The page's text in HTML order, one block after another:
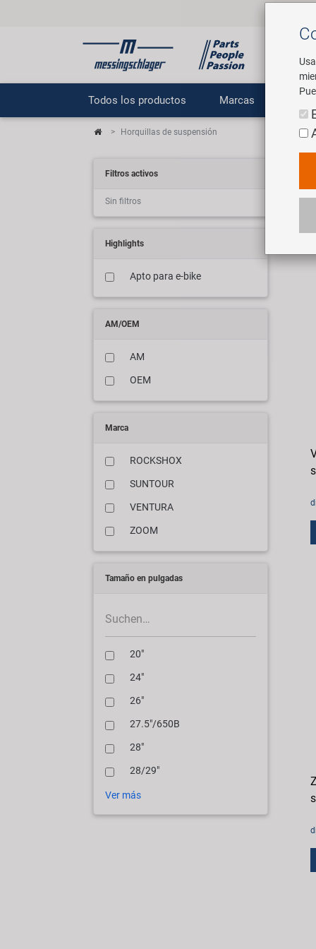
Todos los productos Marcas
Horquillas de suspensión
Filtros activos
Sin filtros
Highlights
Apto para e-bike
AM/OEM
AM
OEM
Marca
ROCKSHOX
SUNTOUR
VENTURA
ZOOM
Tamaño en pulgadas
20"
24"
26"
27.5"/650B
28"
28/29"
Ver más